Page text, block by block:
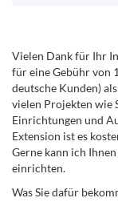
Vielen Dank für Ihr
für eine Gebühr von
deutsche Kunden)
vielen Projekten wie
Einrichtungen und
Extension ist es
Gerne kann ich
einrichten.
Was Sie dafür